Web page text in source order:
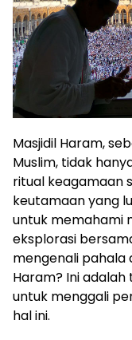
Masjidil Haram,
Muslim, tidak
ritual keagamaan
keutamaan yang
untuk memahami
eksplorasi
mengenali pahala
Haram? Ini
untuk menggali
hal ini.